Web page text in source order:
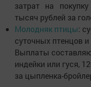
затрат на
тысяч рублей за
Молодняк птицы:
суточных птенцов
Выплаты
индейки или гуся,
за цыпленка-